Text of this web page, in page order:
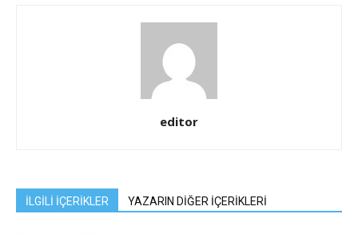
editor
İLGİLİ İÇERİKLER YAZARIN DİĞER İÇERİKLERİ